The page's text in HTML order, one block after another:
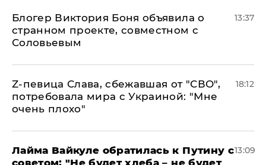
Блогер Виктория Боня объявила о
странном проекте, совместном с
Соловьевым
13:37
Z-певица Слава, сбежавшая от "СВО",
потребовала мира с Украиной: "Мне
очень плохо"
18:12
Лайма Вайкуле обратилась к Путину с13:09